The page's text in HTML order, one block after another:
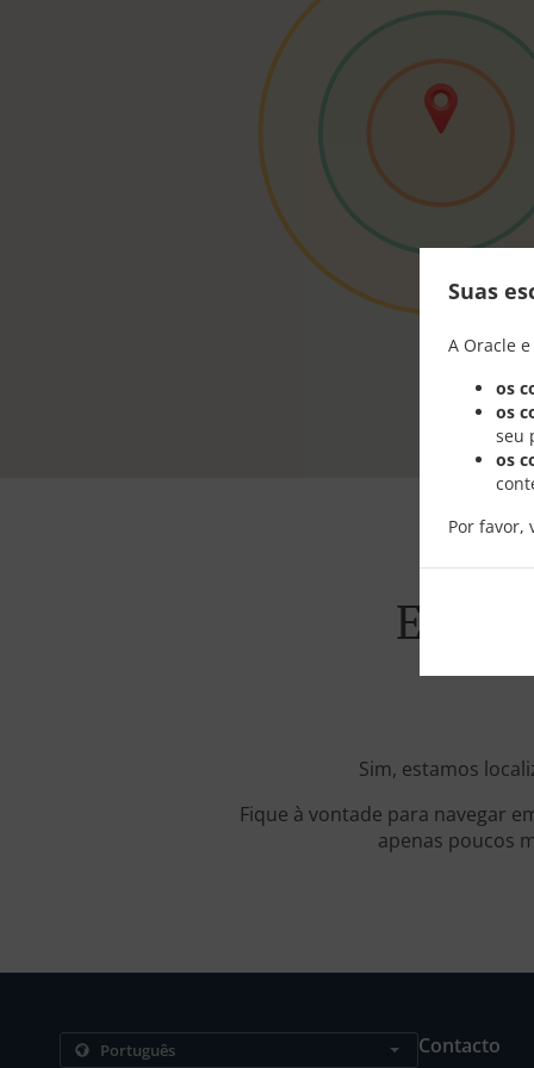
Suas
A Oracle
os
os
seu
os
Por favor,
Sim, estamos
Fique à vontade para navegar
apenas poucos
Contacto